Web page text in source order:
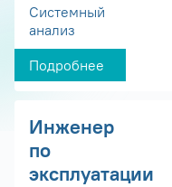
Системный
анализ
Подробнее
Инженер
по
эксплуатации